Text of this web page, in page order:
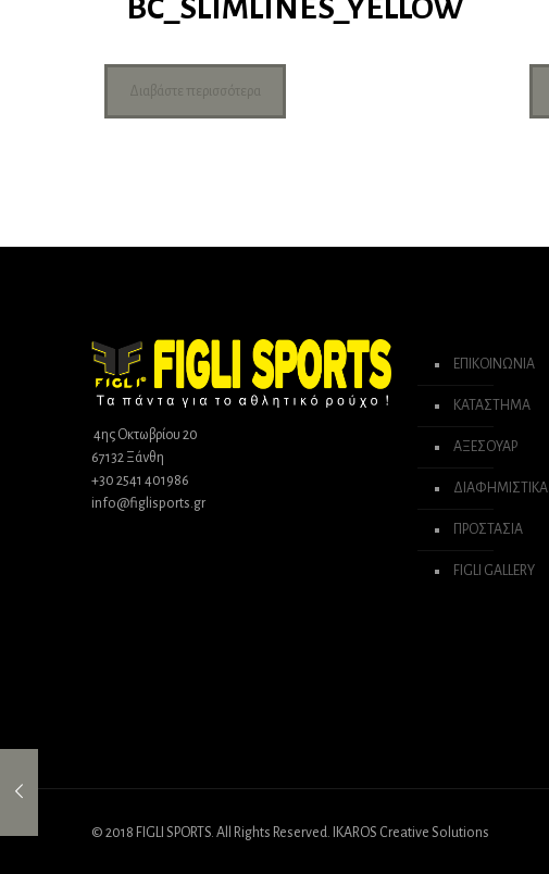
BC_SLIMLINES_YELLOW
Διαβάστε περισσότερα
4ης Οκτωβρίου 20
67132 Ξάνθη
+30 2541 401986
info@figlisports.gr
ΕΠΙΚΟΙΝΩΝΙΑ
ΚΑΤΑΣΤΗΜΑ
ΑΞΕΣΟΥΑΡ
ΔΙΑΦΗΜΙΣΤΙΚΑ
ΠΡΟΣΤΑΣΙΑ
FIGLI GALLERY
© 2018 FIGLI SPORTS. All Rights Reserved. IKAROS Creative Solutions